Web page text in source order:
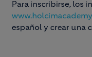
Para inscribirse, los
español y crear una